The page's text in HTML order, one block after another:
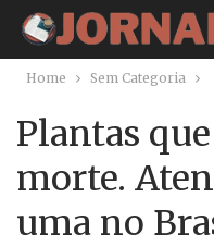
Home Sem Categoria
Plantas
morte.
uma no